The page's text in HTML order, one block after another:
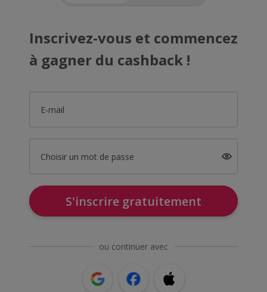
Inscrivez-vous et commencez
à gagner du cashback !
E-mail
Choisir un mot de passe
S'inscrire gratuitement
ou continuer avec